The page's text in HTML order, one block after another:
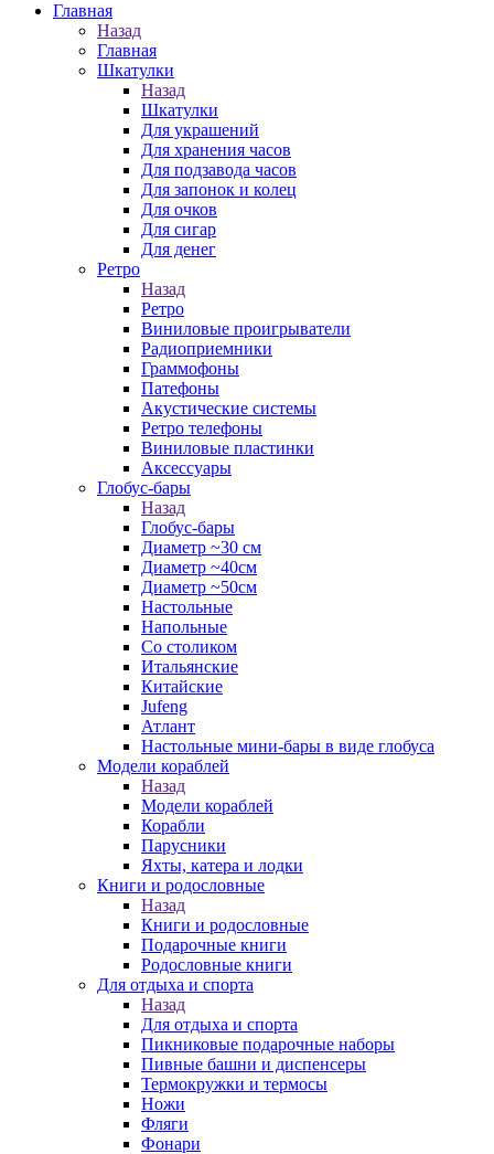
Главная
Назад
Главная
Шкатулки
Назад
Шкатулки
Для украшений
Для хранения часов
Для подзавода часов
Для запонок и колец
Для очков
Для сигар
Для денег
Ретро
Назад
Ретро
Виниловые проигрыватели
Радиоприемники
Граммофоны
Патефоны
Акустические системы
Ретро телефоны
Виниловые пластинки
Аксессуары
Глобус-бары
Назад
Глобус-бары
Диаметр ~30 см
Диаметр ~40см
Диаметр ~50см
Настольные
Напольные
Со столиком
Итальянские
Китайские
Jufeng
Атлант
Настольные мини-бары в виде глобуса
Модели кораблей
Назад
Модели кораблей
Корабли
Парусники
Яхты, катера и лодки
Книги и родословные
Назад
Книги и родословные
Подарочные книги
Родословные книги
Для отдыха и спорта
Назад
Для отдыха и спорта
Пикниковые подарочные наборы
Пивные башни и диспенсеры
Термокружки и термосы
Ножи
Фляги
Фонари